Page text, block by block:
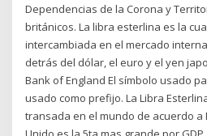
Dependencias de la Corona y
británicos. La libra esterlina es la
intercambiada en el mercado
detrás del dólar, el euro y el yen
Bank of England El símbolo usado
usado como prefijo. La Libra
transada en el mundo de acuerdo a